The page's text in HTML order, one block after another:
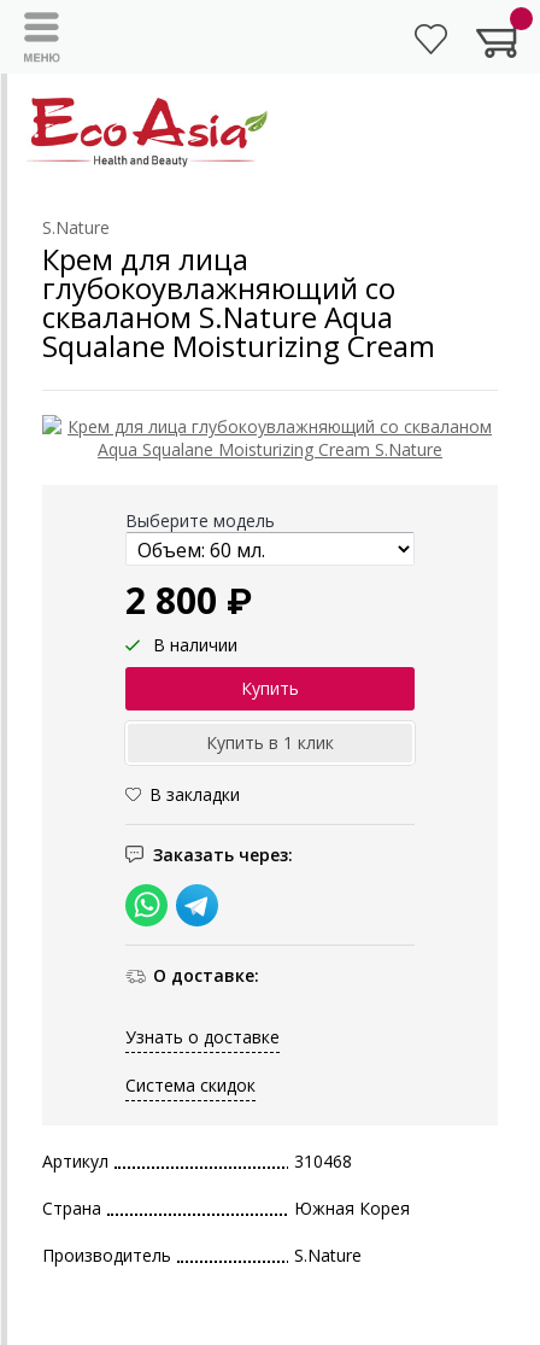
S.Nature
Крем для лица
глубокоувлажняющий со
скваланом S.Nature Aqua
Squalane Moisturizing Cream
Выберите модель
2 800 ₽
В наличии
В закладки
Заказать через:
О доставке:
Узнать о доставке
Система скидок
Артикул 310468
Страна Южная Корея
Производитель S.Nature